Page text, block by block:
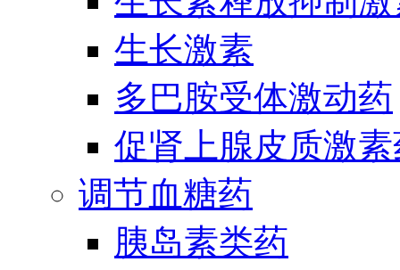
生长激素
多巴胺受体激动药
促肾上腺皮质激
调节血糖药
胰岛素类药